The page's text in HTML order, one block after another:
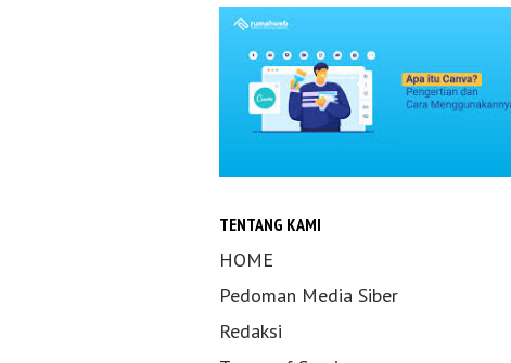
TENTANG KAMI
HOME
Pedoman Media Siber
Redaksi